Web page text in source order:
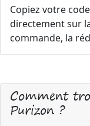
Copiez votre
directement sur
commande, la
Comment
Purizon ?